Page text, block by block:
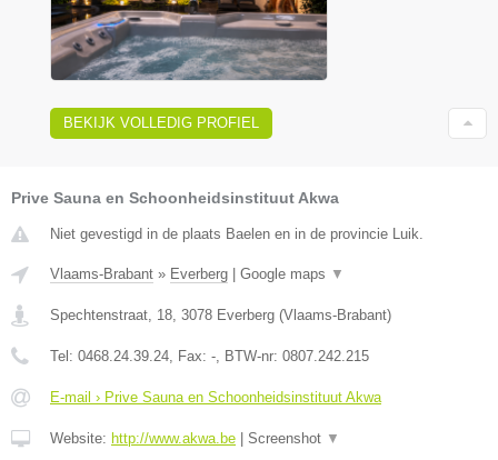
BEKIJK VOLLEDIG PROFIEL
Prive Sauna en Schoonheidsinstituut Akwa
Niet gevestigd in de plaats Baelen en in de provincie Luik.
Vlaams-Brabant » Everberg Google maps ▼
Spechtenstraat, 18, 3078 Everberg (Vlaams-Brabant)
Tel: 0468.24.39.24, Fax: -, BTW-nr: 0807.242.215
E-mail › Prive Sauna en Schoonheidsinstituut Akwa
Website: http://www.akwa.be Screenshot ▼